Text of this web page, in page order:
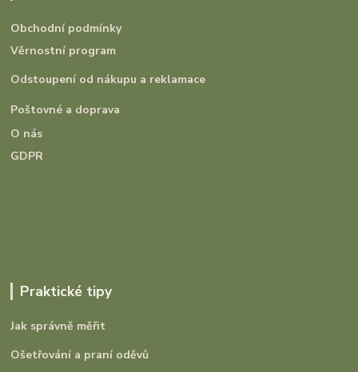
Obchodní podmínky
Věrnostní program
Odstoupení od nákupu a reklamace
Poštovné a doprava
O nás
GDPR
Praktické tipy
Jak správně měřit
Ošetřování a praní oděvů